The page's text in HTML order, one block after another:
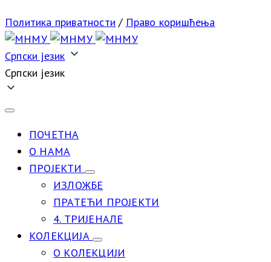
Политика приватности / Право коришћења
Српски језик
Српски језик
ПОЧЕТНА
О НАМА
ПРОЈЕКТИ
ИЗЛОЖБЕ
ПРАТЕЋИ ПРОЈЕКТИ
4. ТРИЈЕНАЛЕ
КОЛЕКЦИЈА
О КОЛЕКЦИЈИ